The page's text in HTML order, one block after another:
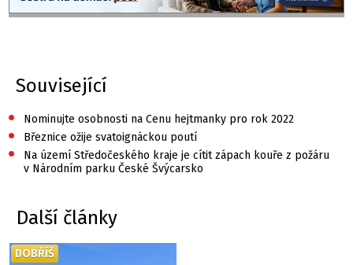
Související
• Nominujte osobnosti na Cenu hejtmanky pro rok 2022
• Březnice ožije svatoignáckou poutí
•
Na území Středočeského kraje je cítit zápach kouře z požáru
v Národním parku České Švýcarsko
Další články
DOBŘÍŠ